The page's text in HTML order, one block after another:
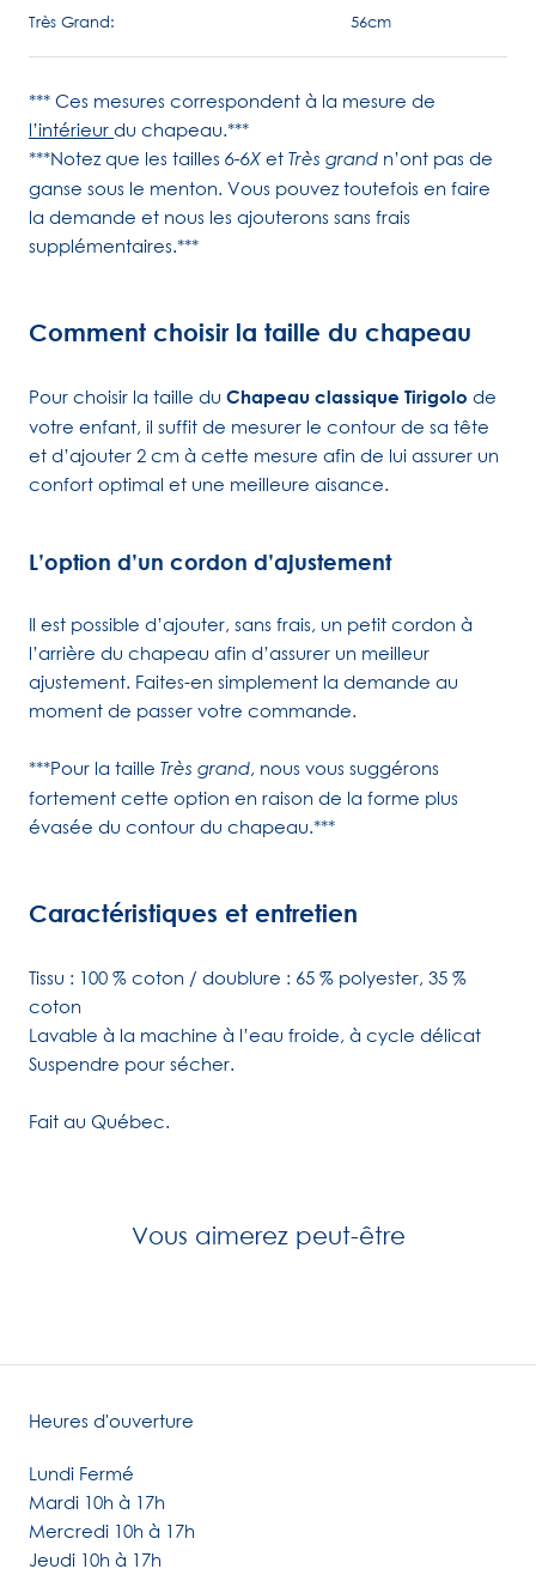
Très Grand: 56cm
*** Ces mesures correspondent à la mesure de
l’intérieur du chapeau.***
***Notez que les tailles 6-6X et Très grand n’ont pas de
ganse sous le menton. Vous pouvez toutefois en faire
la demande et nous les ajouterons sans frais
supplémentaires.***
Comment choisir la taille du chapeau
Pour choisir la taille du Chapeau classique Tirigolo de
votre enfant, il suffit de mesurer le contour de sa tête
et d’ajouter 2 cm à cette mesure afin de lui assurer un
confort optimal et une meilleure aisance.
L’option d’un cordon d’ajustement
Il est possible d’ajouter, sans frais, un petit cordon à
l’arrière du chapeau afin d’assurer un meilleur
ajustement. Faites-en simplement la demande au
moment de passer votre commande.
***Pour la taille Très grand, nous vous suggérons
fortement cette option en raison de la forme plus
évasée du contour du chapeau.***
Caractéristiques et entretien
Tissu : 100 % coton / doublure : 65 % polyester, 35 %
coton
Lavable à la machine à l’eau froide, à cycle délicat
Suspendre pour sécher.
Fait au Québec.
Vous aimerez peut-être
Heures d'ouverture
Lundi Fermé
Mardi 10h à 17h
Mercredi 10h à 17h
Jeudi 10h à 17h